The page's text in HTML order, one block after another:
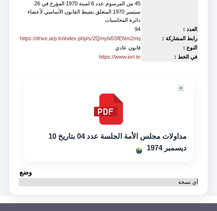
45 من المرسوم عدد 6 لسنة 1970 المؤرخ في 26
سبتمبر 1970 المتعلق بضبط القانون الأساسي لأعضاء
دائرة المحاسبات
العدد :
94
رابط المشاركة :
https://drive.arp.tn/index.php/s/2Qmybi5SfENm2mq
النوع :
قانون عادي
في الخط :
https://www.iort.tn
مداولات مجلس الأمة الجلسة عدد 04 بتاريخ 10
ديسمبر 1974
وضع
أي نسخة